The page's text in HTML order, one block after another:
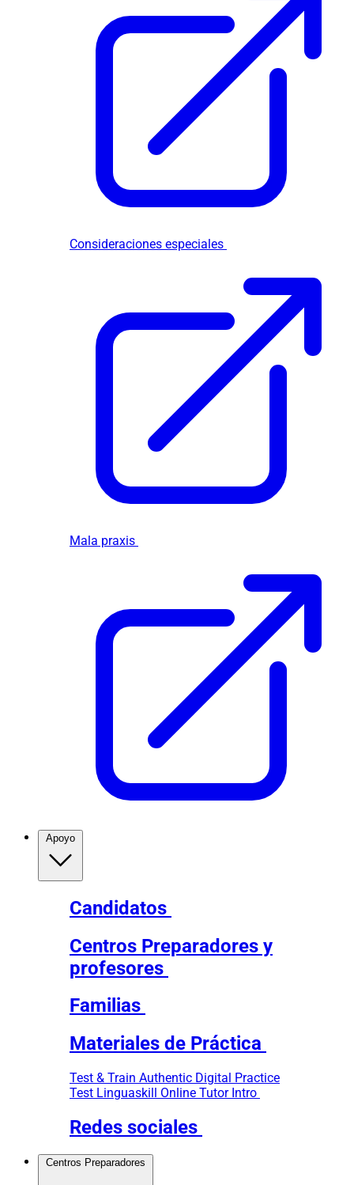
Consideraciones especiales
Mala praxis
Candidatos
Centros Preparadores y
profesores
Familias
Materiales de Práctica
Test & Train Authentic Digital Practice
Test Linguaskill Online Tutor Intro
Redes sociales